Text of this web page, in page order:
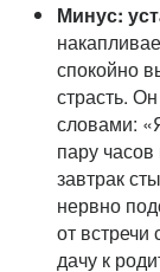
Минус:
спокойно
страсть.
словами:
пару
завтрак
нервно
от встречи
дачу к